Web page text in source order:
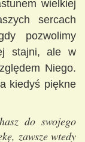
wielkiej
sercach
pozwolimy
stajni, ale w
Niego.
kiedyś piękne
do swojego
zawsze wtedy